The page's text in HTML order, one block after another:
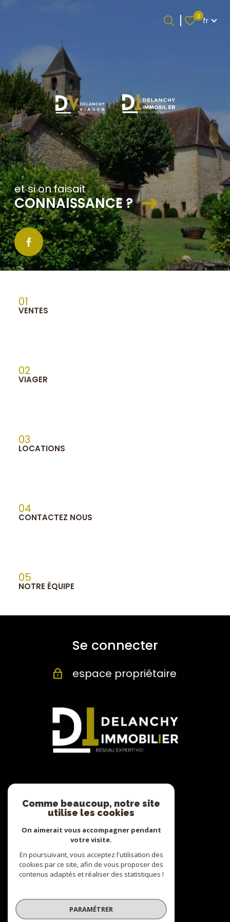
0 Langue
fr
et si on faisait
CONNAISSANCE ?
01
VENTES
02
VIAGER
03
LOCATIONS
04
CONTACTEZ NOUS
05
NOTRE ÉQUIPE
Se connecter
espace propriétaire
Adhérents
Traduction powered by Google
Comme beaucoup, notre site
utilise les cookies
On aimerait vous accompagner pendant
votre visite.
En poursuivant, vous acceptez l'utilisation des
cookies par ce site, afin de vous proposer des
contenus adaptés et réaliser des statistiques !
PARAMÉTRER